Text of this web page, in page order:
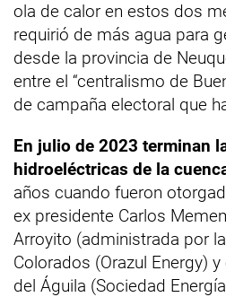
ola de calor en estos dos
requirió de más agua para
desde la provincia de
entre el “centralismo de
de campaña electoral que
En julio de 2023 terminan
hidroeléctricas de la
años cuando fueron
ex presidente Carlos
Arroyito (administrada por
Colorados (Orazul Energy)
del Águila (Sociedad